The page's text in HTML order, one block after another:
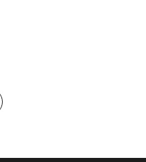
a contratar una fuerza
cultura inclusiva.